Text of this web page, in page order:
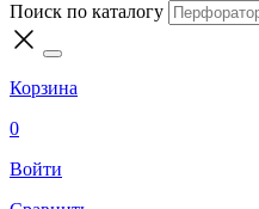
Поиск по каталогу
Корзина
0
Войти